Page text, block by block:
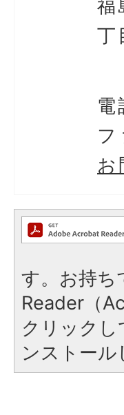
福
丁
電
フ
す。お持ち
Reader（
クリック
ンストール